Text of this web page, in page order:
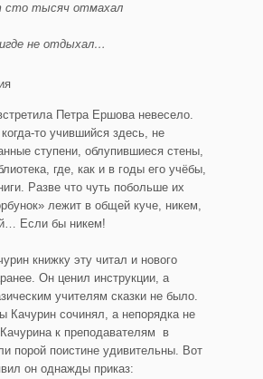
сто тысяч отмахал
не отдыхал…
Петра Ершова невесело.
то учившийся здесь, не
ступени, облупившиеся стены,
где, как и в годы его учёбы,
Разве что чуть побольше их
лежит в общей куче, никем,
Если бы никем!
книжку эту читал и нового
Он ценил инструкции, а
учителям сказки не было.
Качурин сочинял, а непорядка не
к преподавателям в
порой поистине удивительны. Вот
он однажды приказ: